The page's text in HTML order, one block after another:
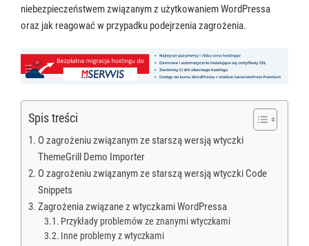
niebezpieczeństwem związanym z użytkowaniem WordPressa
oraz jak reagować w przypadku podejrzenia zagrożenia.
Spis treści
O zagrożeniu związanym ze starszą wersją wtyczki
ThemeGrill Demo Importer
O zagrożeniu związanym ze starszą wersją wtyczki Code
Snippets
Zagrożenia związane z wtyczkami WordPressa
Przykłady problemów ze znanymi wtyczkami
Inne problemy z wtyczkami